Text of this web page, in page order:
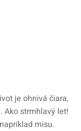
je ohnivá čiara,
Ako strmhlavý let!
misu.